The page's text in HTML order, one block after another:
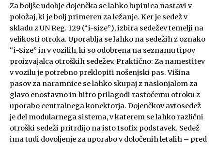
Za boljše udobje dojenčka se lahko lupinica nastavi v
položaj, ki je bolj primeren za ležanje. Ker je sedež v
skladu z UN Reg. 129 (“i-size”), izbira sedežev temelji na
velikosti otroka. Uporablja se lahko na sedežih z oznako
“i-Size” in v vozilih, ki so odobrena na seznamu tipov
proizvajalca otroških sedežev. Praktično: Za namestitev
v vozilu je potrebno preklopiti nošenjski pas. Višina
pasov za naramnice se lahko skupaj z naslonjalom za
glavo enostavno in hitro prilagodi rastočemu otroku z
uporabo centralnega konektorja. Dojenčkov avtosedež
je del modularnega sistema, v katerem se lahko različni
otroški sedeži pritrdijo na isto Isofix podstavek. Sedež
ima tudi dovoljenje za uporabo v določenih letalih – pred